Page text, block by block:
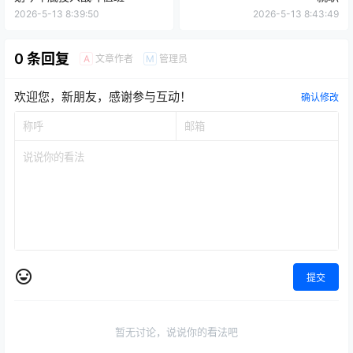
2026-5-13 8:39:50 2026-5-13 8:43:49
0 条回复 A 文章作者 M 管理员
欢迎您，新朋友，感谢参与互动！ 确认修改
提交
暂无讨论，说说你的看法吧